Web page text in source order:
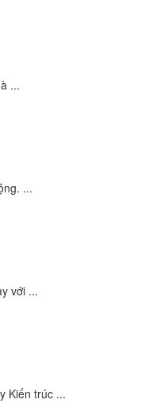
...
...
với ...
Kiến trúc ...